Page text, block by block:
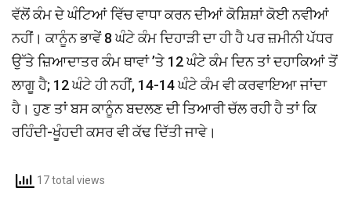
ਵੱਲੋਂ ਕੰਮ ਦੇ ਘੰਟਿਆਂ ਵਿੱਚ ਵਾਧਾ ਕਰਨ ਦੀਆਂ ਕੋਸ਼ਿਸ਼ਾਂ ਕੋਈ ਨਵੀਆਂ
ਨਹੀਂ। ਕਾਨੂੰਨ ਭਾਵੇਂ 8 ਘੰਟੇ ਕੰਮ ਦਿਹਾੜੀ ਦਾ ਹੀ ਹੈ ਪਰ ਜ਼ਮੀਨੀ ਪੱਧਰ
ਉੱਤੇ ਜ਼ਿਆਦਾਤਰ ਕੰਮ ਥਾਵਾਂ ’ਤੇ 12 ਘੰਟੇ ਕੰਮ ਦਿਨ ਤਾਂ ਦਹਾਕਿਆਂ ਤੋਂ
ਲਾਗੂ ਹੈ; 12 ਘੰਟੇ ਹੀ ਨਹੀਂ, 14-14 ਘੰਟੇ ਕੰਮ ਵੀ ਕਰਵਾਇਆ ਜਾਂਦਾ
ਹੈ। ਹੁਣ ਤਾਂ ਬਸ ਕਾਨੂੰਨ ਬਦਲਣ ਦੀ ਤਿਆਰੀ ਚੱਲ ਰਹੀ ਹੈ ਤਾਂ ਕਿ
ਰਹਿੰਦੀ-ਖੂੰਹਦੀ ਕਸਰ ਵੀ ਕੱਢ ਦਿੱਤੀ ਜਾਵੇ।
17 total views